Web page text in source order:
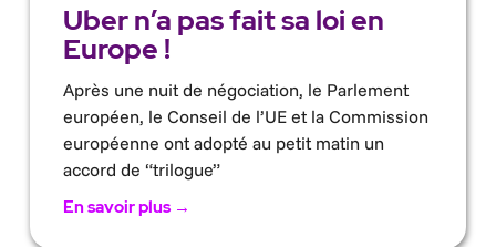
Uber n’a pas fait sa loi en
Europe !
Après une nuit de négociation, le Parlement
européen, le Conseil de l’UE et la Commission
européenne ont adopté au petit matin un
accord de “trilogue”
En savoir plus →